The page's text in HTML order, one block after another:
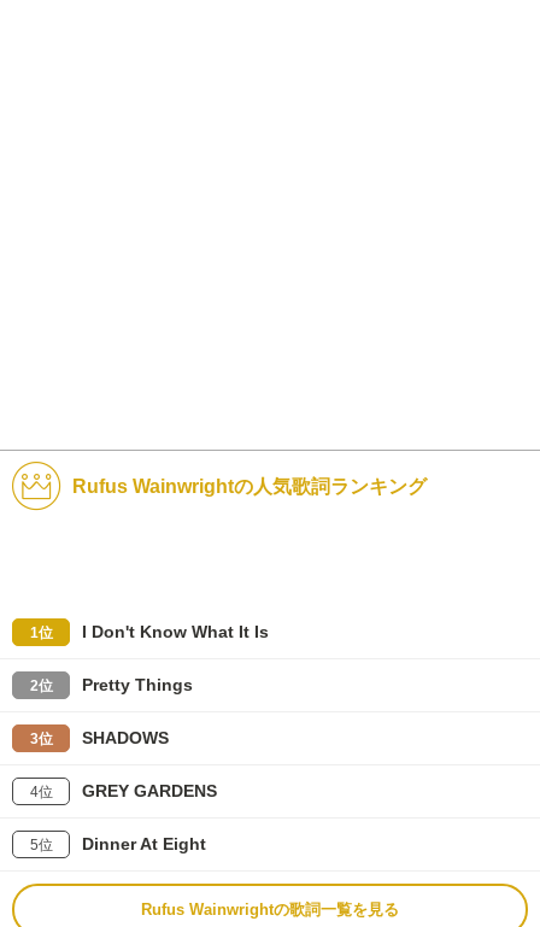
Rufus Wainwrightの人気歌詞ランキング
1位 I Don't Know What It Is
2位 Pretty Things
3位 SHADOWS
4位 GREY GARDENS
5位 Dinner At Eight
Rufus Wainwrightの歌詞一覧を見る